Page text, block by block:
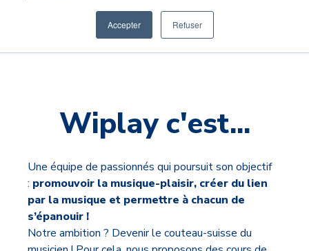
Accepter Refuser
Wiplay c'est...
Une équipe de passionnés qui poursuit son objectif
: promouvoir la musique-plaisir, créer du lien
par la musique et permettre à chacun de
s’épanouir !
Notre ambition ? Devenir le couteau-suisse du